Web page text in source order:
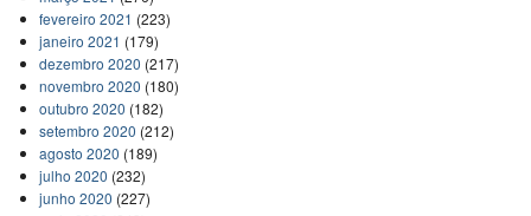
fevereiro 2021 (223)
janeiro 2021 (179)
dezembro 2020 (217)
novembro 2020 (180)
outubro 2020 (182)
setembro 2020 (212)
agosto 2020 (189)
julho 2020 (232)
junho 2020 (227)